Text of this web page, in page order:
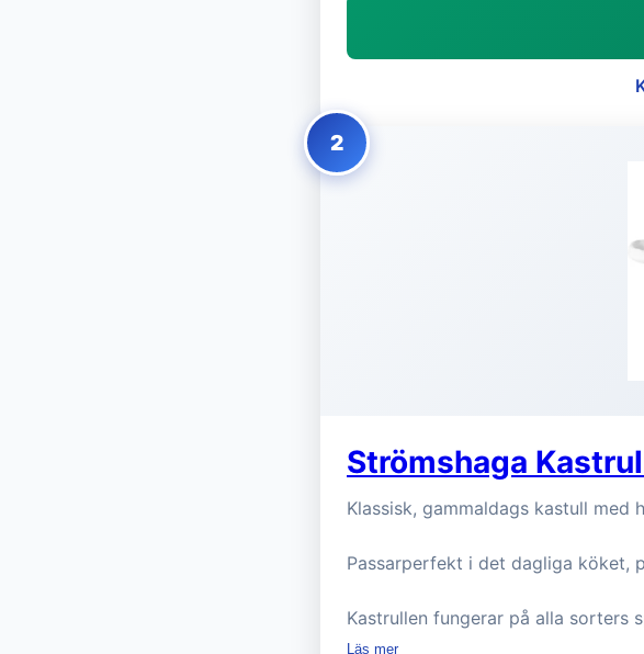
2
Strömshaga
Klassisk, gammaldags kastull
Passarperfekt i det dagliga köket,
Kastrullen fungerar på alla sorters
Läs mer